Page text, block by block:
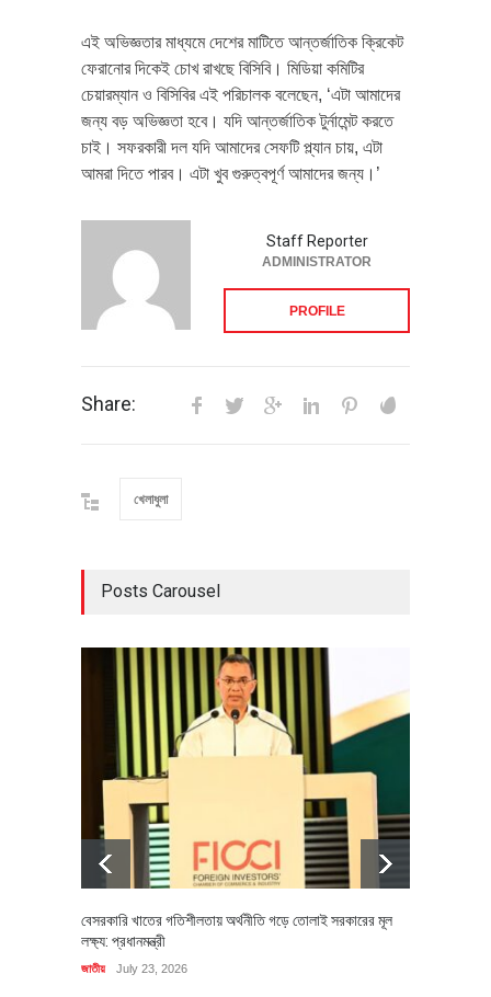
এই অভিজ্ঞতার মাধ্যমে দেশের মাটিতে আন্তর্জাতিক ক্রিকেট
ফেরানোর দিকেই চোখ রাখছে বিসিবি। মিডিয়া কমিটির
চেয়ারম্যান ও বিসিবির এই পরিচালক বলেছেন, ‘এটা আমাদের
জন্য বড় অভিজ্ঞতা হবে। যদি আন্তর্জাতিক টুর্নামেন্ট করতে
চাই। সফরকারী দল যদি আমাদের সেফটি প্ল্যান চায়, এটা
আমরা দিতে পারব। এটা খুব গুরুত্বপূর্ণ আমাদের জন্য।’
Staff Reporter
ADMINISTRATOR
PROFILE
Share:
খেলাধুলা
Posts Carousel
বেসরকারি খাতের গতিশীলতায় অর্থনীতি গড়ে তোলাই সরকারের মূল
লক্ষ্য: প্রধানমন্ত্রী
জাতীয় July 23, 2026